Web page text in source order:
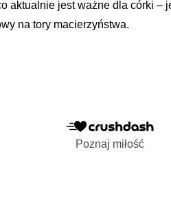
aktualnie jest ważne dla córki –
na tory macierzyństwa.
Poznaj miłość